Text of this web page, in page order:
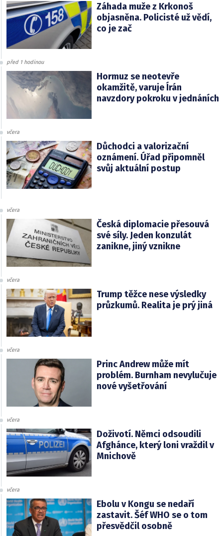
Záhada muže z Krkonoš
objasněna. Policisté už vědí,
co je zač
před 1 hodinou
Hormuz se neotevře
okamžitě, varuje Írán
navzdory pokroku v jednáních
včera
Důchodci a valorizační
oznámení. Úřad připomněl
svůj aktuální postup
včera
Česká diplomacie přesouvá
své síly. Jeden konzulát
zanikne, jiný vznikne
včera
Trump těžce nese výsledky
průzkumů. Realita je prý jiná
včera
Princ Andrew může mít
problém. Burnham nevylučuje
nové vyšetřování
včera
Doživotí. Němci odsoudili
Afghánce, který loni vraždil v
Mnichově
včera
Ebolu v Kongu se nedaří
zastavit. Šéf WHO se o tom
přesvědčil osobně